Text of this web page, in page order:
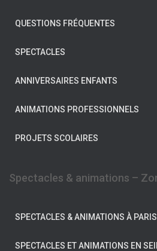
QUESTIONS FRÉQUENTES
SPECTACLES
ANNIVERSAIRES ENFANTS
ANIMATIONS PROFESSIONNELS
PROJETS SCOLAIRES
Spectacles & animations –
SPECTACLES & ANIMATIONS À
SPECTACLES ET ANIMATIONS EN